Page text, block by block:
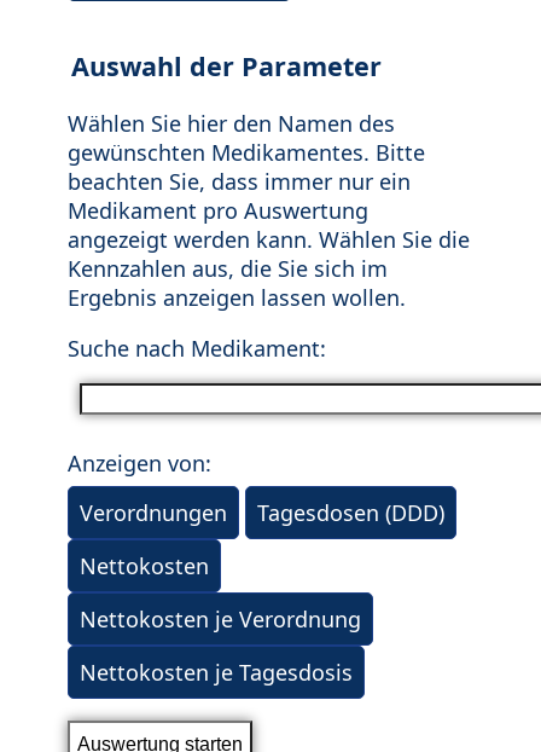
Auswahl der Parameter
Wählen Sie hier den Namen des
gewünschten Medikamentes. Bitte
beachten Sie, dass immer nur ein
Medikament pro Auswertung
angezeigt werden kann. Wählen Sie die
Kennzahlen aus, die Sie sich im
Ergebnis anzeigen lassen wollen.
Suche nach Medikament:
Anzeigen von:
Verordnungen
Tagesdosen (DDD)
Nettokosten
Nettokosten je Verordnung
Nettokosten je Tagesdosis